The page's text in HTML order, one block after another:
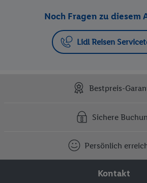
Noch Fragen zu diesem
Lidl Reisen
Bestpreis-
Sichere
Persönlich
Kontakt